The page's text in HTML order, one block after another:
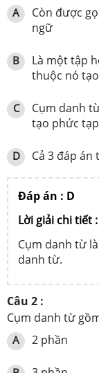
A
Còn được
ngữ
B
Là một tập
thuộc nó
C
Cụm danh
tạo phức
D Cả 3 đáp án
Đáp án : D
Lời giải chi tiết :
Cụm danh từ
danh từ.
Câu 2 :
Cụm danh từ
A 2 phần